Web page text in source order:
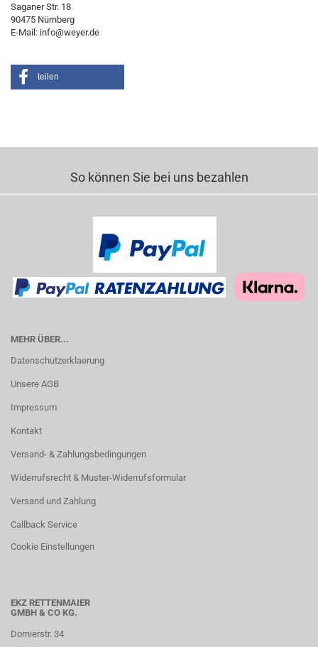
Saganer Str. 18
90475 Nürnberg
E-Mail: info@weyer.de
teilen
So können Sie bei uns bezahlen
MEHR ÜBER...
Datenschutzerklaerung
Unsere AGB
Impressum
Kontakt
Versand- & Zahlungsbedingungen
Widerrufsrecht & Muster-Widerrufsformular
Versand und Zahlung
Callback Service
Cookie Einstellungen
EKZ RETTENMAIER
GMBH & CO KG.
Dornierstr. 34